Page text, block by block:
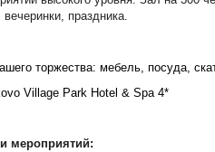
праздника.
торжества: мебель, посуда,
Village Park Hotel & Spa 4*
мероприятий: